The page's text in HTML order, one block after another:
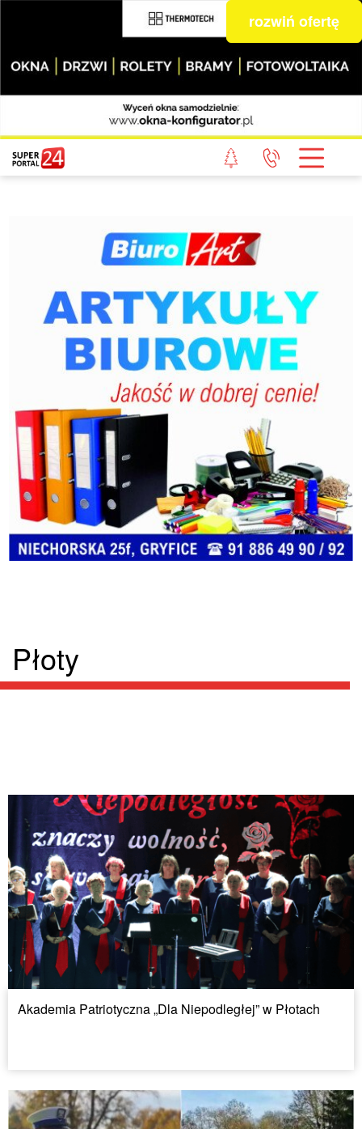
rozwiń ofertę
Płoty
Akademia Patriotyczna „Dla Niepodległej” w Płotach